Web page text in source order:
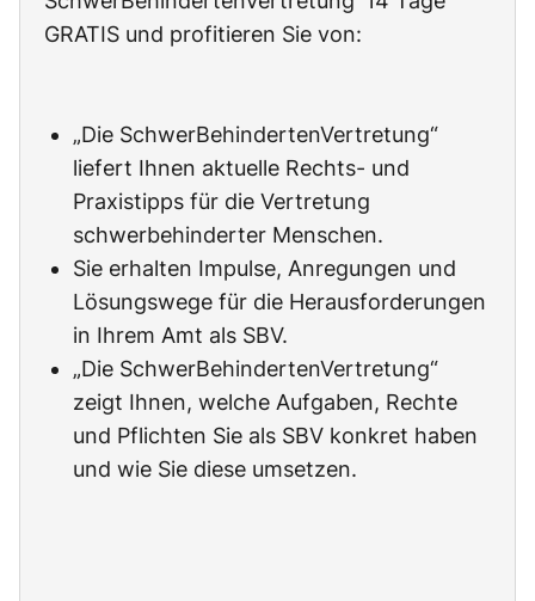
GRATIS und profitieren Sie von:
„Die SchwerBehindertenVertretung“
liefert Ihnen aktuelle Rechts- und
Praxistipps für die Vertretung
schwerbehinderter Menschen.
Sie erhalten Impulse, Anregungen und
Lösungswege für die Herausforderungen
in Ihrem Amt als SBV.
„Die SchwerBehindertenVertretung“
zeigt Ihnen, welche Aufgaben, Rechte
und Pflichten Sie als SBV konkret haben
und wie Sie diese umsetzen.